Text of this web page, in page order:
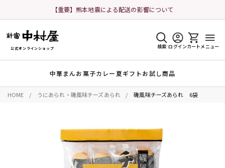
【重要】熊本地震による配送の影響について
公式オンラインショップ 検索 ログインカート メニュー
中華まんお菓子カレー夏ギフトお試し商品
HOME うにあられ・磯風味チーズあられ 磯風味チーズあられ 6袋